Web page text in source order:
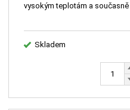
vysokým teplotám a
Skladem